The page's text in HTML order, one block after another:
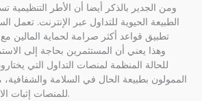
ومن الجدير بالذكر أيضا أن الأطر التنظيمية
الطبيعة الحيوية للتداول عبر الإنترنت.
تطبيق قواعد أكثر صرامة لحماية المالين
وهذا يعني أن المستثمرين بحاجة إلى
للحالة المنظمة لمنصات التداول التي
الممولون بطبيعة الحال في السلامة
للمنصات إثبات الامتثال للإرشادات المالية.